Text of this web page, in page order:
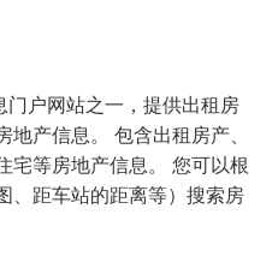
门户网站之一，提供出租房
产信息。 包含出租房产、
宅等房地产信息。 您可以根
、距车站的距离等）搜索房